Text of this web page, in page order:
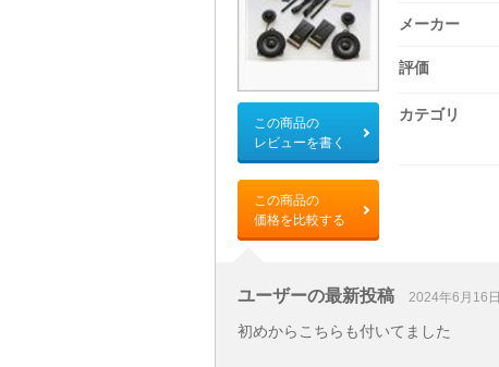
この商品の
レビューを書く
この商品の
価格を比較する
メーカー
評価
カテゴリ
ユーザーの最新投稿 2024年6月16日
初めからこちらも付いてました